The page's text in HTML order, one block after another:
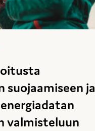
suojaamiseen ja
valmisteluun